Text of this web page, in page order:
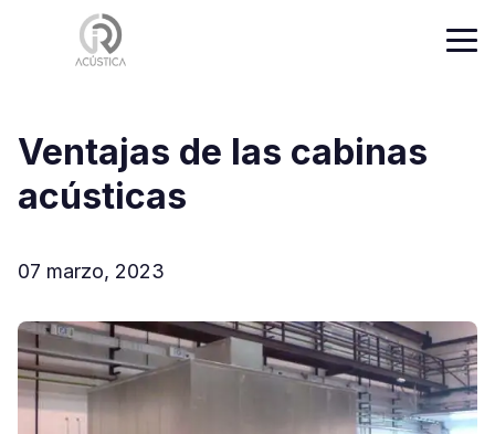
Ventajas de las cabinas
acústicas
07 marzo, 2023